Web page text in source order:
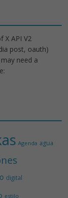
X API V2
post, oauth)
need a
Agenda agua
digital
estilo